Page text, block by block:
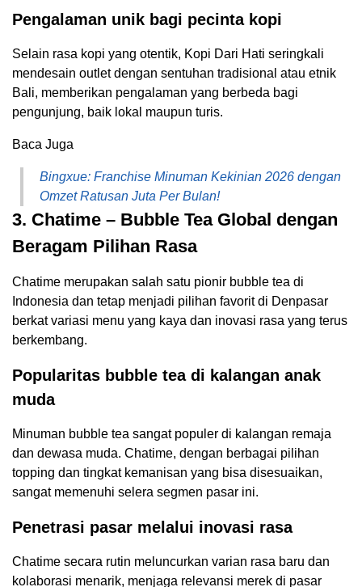
Pengalaman unik bagi pecinta kopi
Selain rasa kopi yang otentik, Kopi Dari Hati seringkali
mendesain outlet dengan sentuhan tradisional atau etnik
Bali, memberikan pengalaman yang berbeda bagi
pengunjung, baik lokal maupun turis.
Baca Juga
Bingxue: Franchise Minuman Kekinian 2026 dengan
Omzet Ratusan Juta Per Bulan!
3. Chatime – Bubble Tea Global dengan
Beragam Pilihan Rasa
Chatime merupakan salah satu pionir bubble tea di
Indonesia dan tetap menjadi pilihan favorit di Denpasar
berkat variasi menu yang kaya dan inovasi rasa yang terus
berkembang.
Popularitas bubble tea di kalangan anak
muda
Minuman bubble tea sangat populer di kalangan remaja
dan dewasa muda. Chatime, dengan berbagai pilihan
topping dan tingkat kemanisan yang bisa disesuaikan,
sangat memenuhi selera segmen pasar ini.
Penetrasi pasar melalui inovasi rasa
Chatime secara rutin meluncurkan varian rasa baru dan
kolaborasi menarik, menjaga relevansi merek di pasar